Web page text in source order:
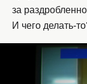
за
И чего делать-